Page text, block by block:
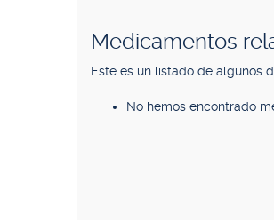
Medicamentos
Este es un listado de algunos
No hemos encontrado